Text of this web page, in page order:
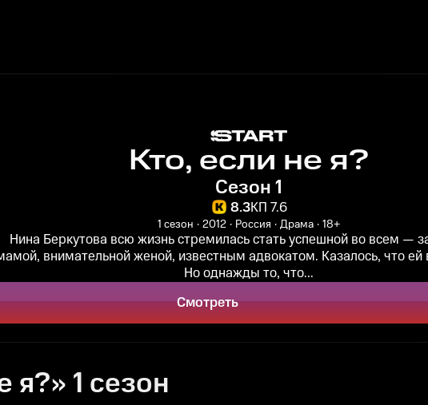
Кто, если не я?
Сезон 1
8.3КП 7.6
1 сезон 2012 Россия Драма 18+
Нина Беркутова всю жизнь стремилась стать успешной во всем —
внимательной женой, известным адвокатом. Казалось, что ей
Но однажды то, что...
Смотреть
я?» 1 сезон